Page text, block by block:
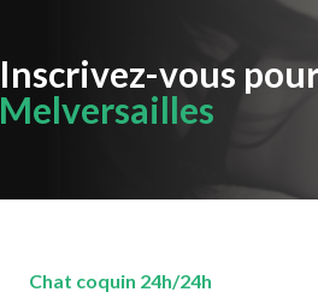
Inscrivez-vous
Melversailles
Chat coquin 24h/24h